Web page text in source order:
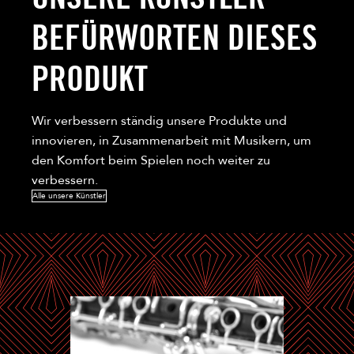
BEFÜRWORTEN DIESES
PRODUKT
Wir verbessern ständig unsere Produkte und
innovieren, in Zusammenarbeit mit Musikern, um
den Komfort beim Spielen noch weiter zu
verbessern.
Alle unsere Künstler